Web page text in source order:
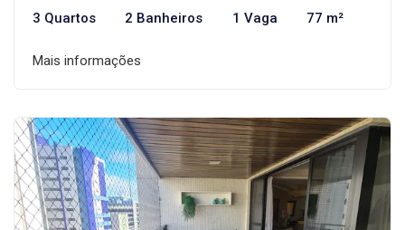
3 Quartos 2 Banheiros 1 Vaga 77 m²
Mais informações